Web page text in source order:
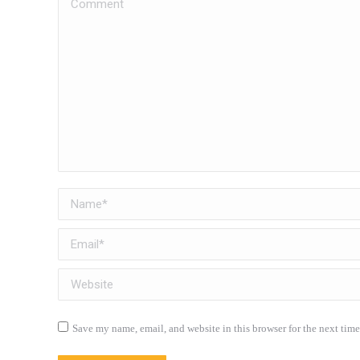
Name *
Email *
Website
Save my name, email, and website in this browser for the next